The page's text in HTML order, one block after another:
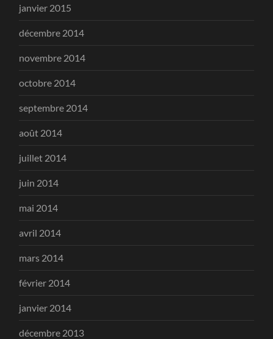
janvier 2015
décembre 2014
novembre 2014
octobre 2014
septembre 2014
août 2014
juillet 2014
juin 2014
mai 2014
avril 2014
mars 2014
février 2014
janvier 2014
décembre 2013